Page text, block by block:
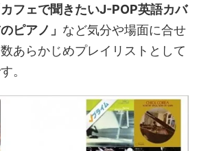
フェで聞きたいJ-POP英語カバ
ピアノ」 など気分や場面に合せ
あらかじめプレイリストとして
。